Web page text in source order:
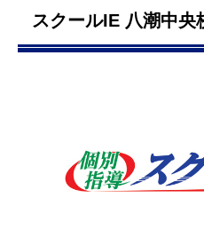
スクールIE 八潮中央